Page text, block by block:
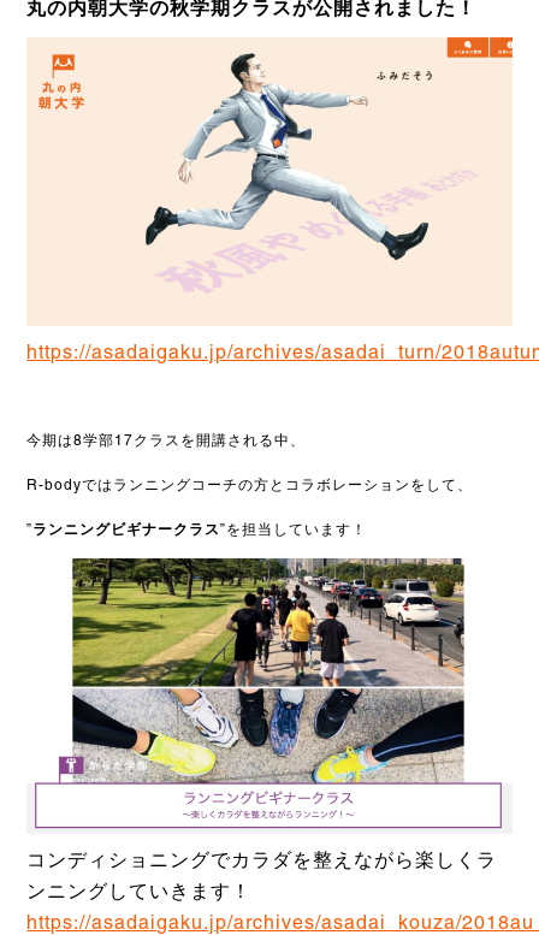
丸の内朝大学の秋学期クラスが公開されました！
https://asadaigaku.jp/archives/asadai_turn/
今期は8学部17 クラスを開講される中、
R-bodyではランニングコーチの方とコラボレーションをして、
”ランニングビギナークラス”を担当しています！
コンディショニングでカラダを整えながら楽しくラ
ンニングしていきます！
https://asadaigaku.jp/archives/asadai_kouza/